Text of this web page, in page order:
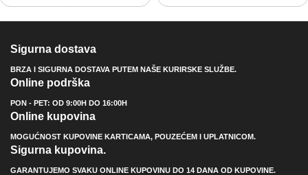
Sigurna dostava
BRZA I SIGURNA DOSTAVA PUTEM NAŠE KURIRSKE SLUŽBE.
Online podrška
PON - PET: OD 9:00H DO 16:00H
Online kupovina
MOGUĆNOST KUPOVINE KARTICAMA, POUZEĆEM I UPLATNICOM.
Sigurna kupovina.
GARANTUJEMO SVAKU ONLINE KUPOVINU DO 14 DANA OD KUPOVINE.